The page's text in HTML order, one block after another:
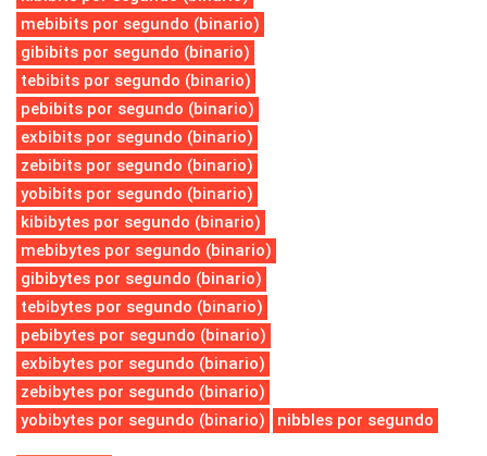
mebibits por segundo (binario)
gibibits por segundo (binario)
tebibits por segundo (binario)
pebibits por segundo (binario)
exbibits por segundo (binario)
zebibits por segundo (binario)
yobibits por segundo (binario)
kibibytes por segundo (binario)
mebibytes por segundo (binario)
gibibytes por segundo (binario)
tebibytes por segundo (binario)
pebibytes por segundo (binario)
exbibytes por segundo (binario)
zebibytes por segundo (binario)
yobibytes por segundo (binario)
nibbles por segundo